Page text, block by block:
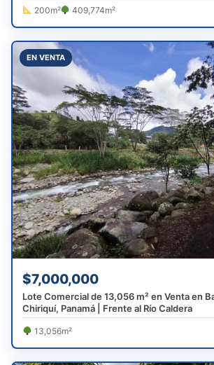
200m² 409,774m²
EN VENTA
$7,000,000
Lote Comercial de 13,056 m² en Venta en
Chiriquí, Panamá | Frente al Río Caldera
13,056m²